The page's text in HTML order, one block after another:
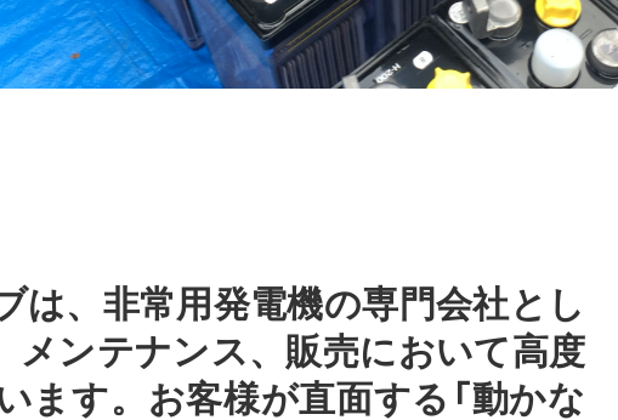
は、非常用発電機の専門会社とし
メンテナンス、販売において高度
ます。お客様が直面する「動かな